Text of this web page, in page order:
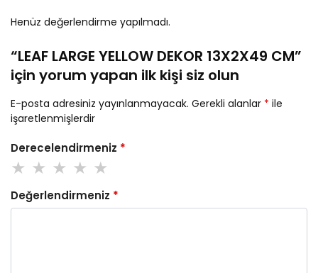
Henüz değerlendirme yapılmadı.
“LEAF LARGE YELLOW DEKOR 13X2X49 CM”
için yorum yapan ilk kişi siz olun
E-posta adresiniz yayınlanmayacak. Gerekli alanlar * ile
işaretlenmişlerdir
Derecelendirmeniz *
Değerlendirmeniz *